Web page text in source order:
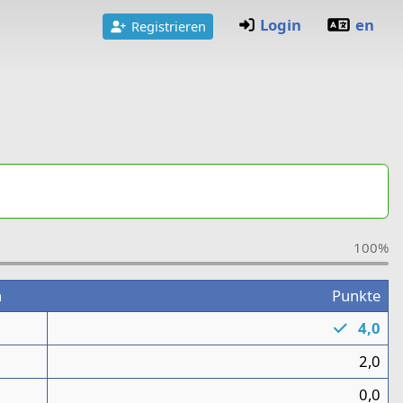
Registrieren Login en
100%
Punkte
4,0
2,0
0,0